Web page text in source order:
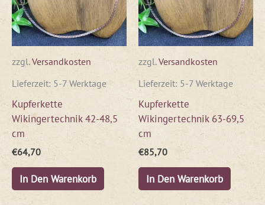
zzgl.Versandkosten
Lieferzeit: 5-7 Werktage
Kupferkette
Wikingertechnik 42-48,5
cm
€64,70
In Den Warenkorb
zzgl.Versandkosten
Lieferzeit: 5-7 Werktage
Kupferkette
Wikingertechnik 63-69,5
cm
€85,70
In Den Warenkorb